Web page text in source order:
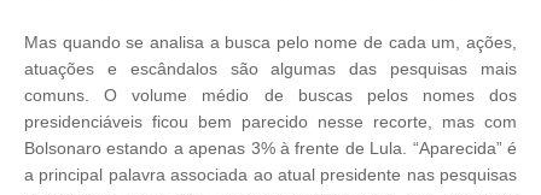
Mas quando se analisa a busca pelo nome de cada um, ações,
atuações e escândalos são algumas das pesquisas mais
comuns. O volume médio de buscas pelos nomes dos
presidenciáveis ficou bem parecido nesse recorte, mas com
Bolsonaro estando a apenas 3% à frente de Lula. “Aparecida” é
a principal palavra associada ao atual presidente nas pesquisas